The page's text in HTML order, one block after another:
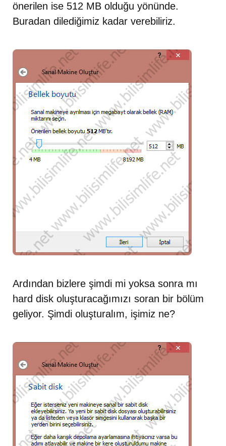
önerilen ise 512 MB olduğu yönünde.
Buradan dilediğimiz kadar verebiliriz.
Ardından bizlere şimdi mi yoksa sonra mı
hard disk oluşturacağımızı soran bir bölüm
geliyor. Şimdi oluşturalım, işimiz ne?